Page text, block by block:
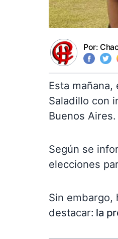
Por:
Esta
Saladillo con
Buenos Aires.
Según se
elecciones
Sin embargo,
destacar: la